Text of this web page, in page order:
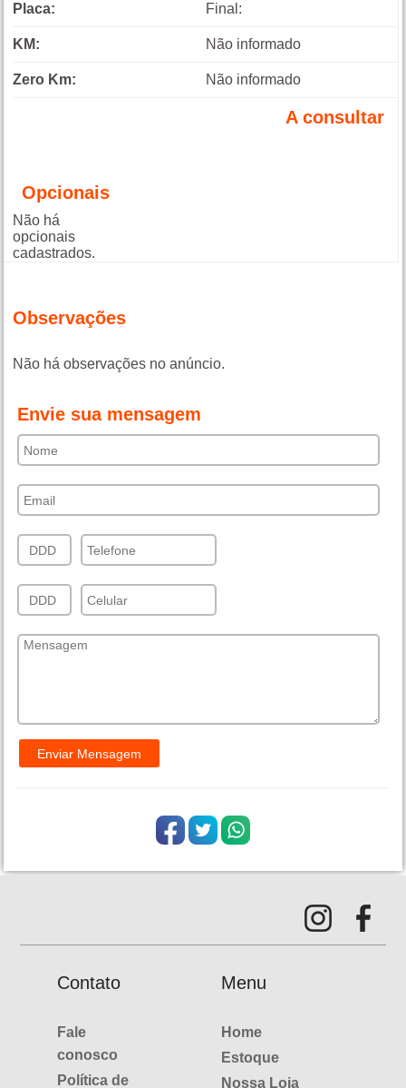
Placa: Final:
KM: Não informado
Zero Km: Não informado
A consultar
Opcionais
Não há
opcionais
cadastrados.
Observações
Não há observações no anúncio.
Envie sua mensagem
Contato Menu
Fale
conosco
Política de
Home
Estoque
Nossa Loja